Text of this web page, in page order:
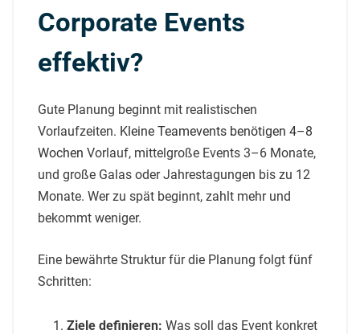
Corporate Events
effektiv?
Gute Planung beginnt mit realistischen
Vorlaufzeiten. Kleine Teamevents benötigen 4–8
Wochen Vorlauf, mittelgroße Events 3–6 Monate,
und große Galas oder Jahrestagungen bis zu 12
Monate. Wer zu spät beginnt, zahlt mehr und
bekommt weniger.
Eine bewährte Struktur für die Planung folgt fünf
Schritten:
Ziele definieren: Was soll das Event konkret